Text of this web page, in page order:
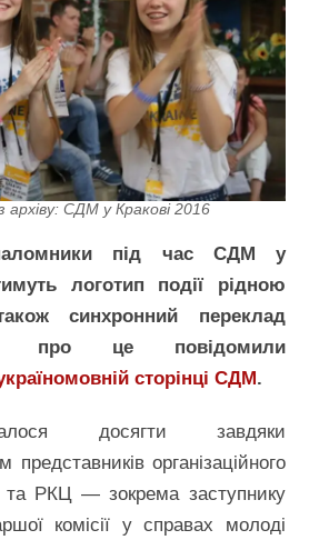
архіву: СДМ у Кракові 2016
паломники під час СДМ у
логотип події рідною
синхронний переклад
про це повідомили
сторінці СДМ.
досягти завдяки
представників організаційного
та РКЦ ― зокрема заступнику
комісії у справах молоді